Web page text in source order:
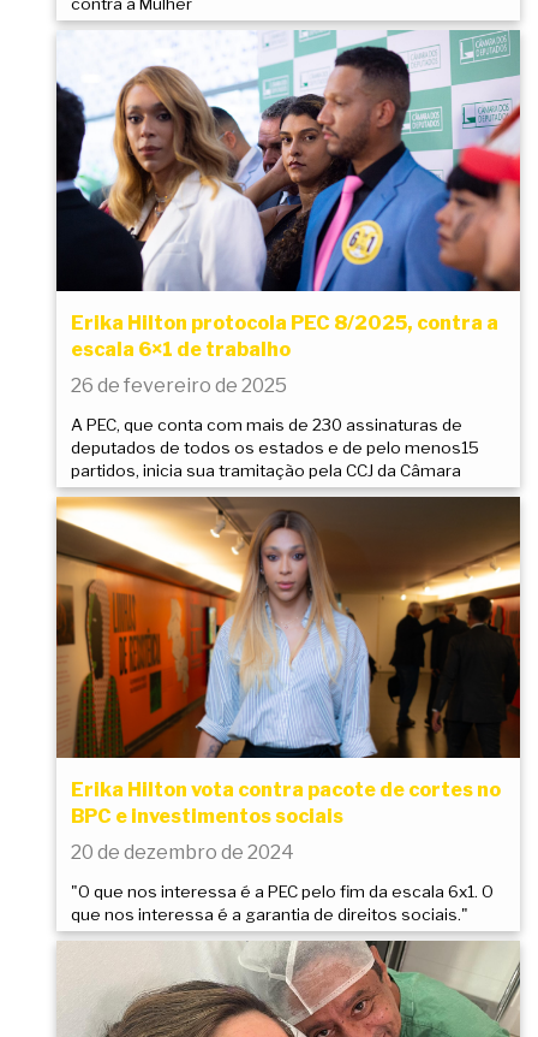
Erika Hilton protocola PEC 8/2025, contra a
escala 6×1 de trabalho
26 de fevereiro de 2025
A PEC, que conta com mais de 230 assinaturas de
deputados de todos os estados e de pelo menos15
partidos, inicia sua tramitação pela CCJ da Câmara
Erika Hilton vota contra pacote de cortes no
BPC e investimentos sociais
20 de dezembro de 2024
"O que nos interessa é a PEC pelo fim da escala 6x1. O
que nos interessa é a garantia de direitos sociais."